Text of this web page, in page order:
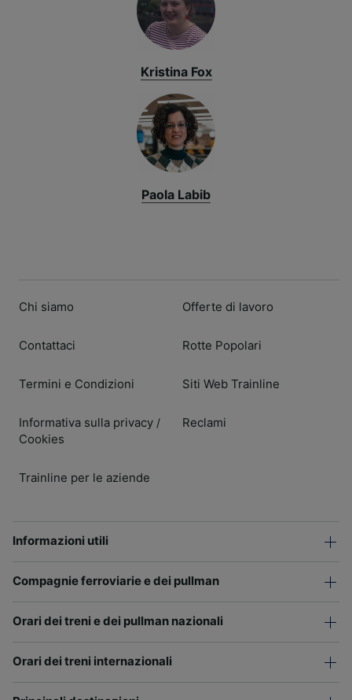
Kristina Fox
Paola Labib
Chi siamo
Contattaci
Termini e Condizioni
Informativa sulla privacy /
Cookies
Trainline per le aziende
Offerte di lavoro
Rotte Popolari
Siti Web Trainline
Reclami
Informazioni utili
Compagnie ferroviarie e dei pullman
Orari dei treni e dei pullman nazionali
Orari dei treni internazionali